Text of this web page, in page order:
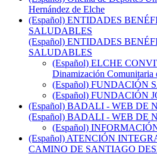
Hernández de Elche
(Español) ENTIDADES
SALUDABLES
(Español) ENTIDADES
SALUDABLES
(Español) ELCHE
Dinamización Comunitaria
(Español) FUNDACIÓN
(Español) FUNDACIÓN
(Español) BADALI - WEB DE
(Español) BADALI - WEB DE
(Español)
(Español) ATENCIÓN
CAMINO DE SANTIAGO